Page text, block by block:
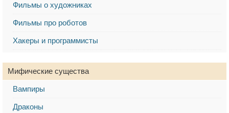
Фильмы о художниках
Фильмы про роботов
Хакеры и программисты
Мифические существа
Вампиры
Драконы